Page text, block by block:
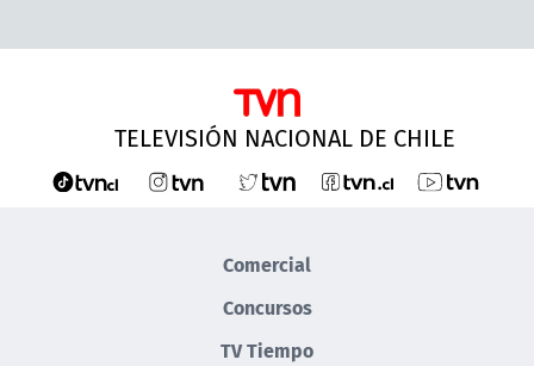
TELEVISIÓN NACIONAL DE CHILE
Comercial
Concursos
TV Tiempo